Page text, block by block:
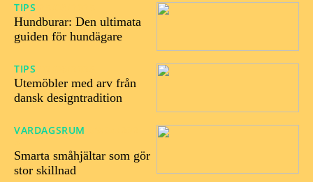
TIPS
Hundburar: Den ultimata
guiden för hundägare
TIPS
Utemöbler med arv från
dansk designtradition
VARDAGSRUM
Smarta småhjältar som gör
stor skillnad